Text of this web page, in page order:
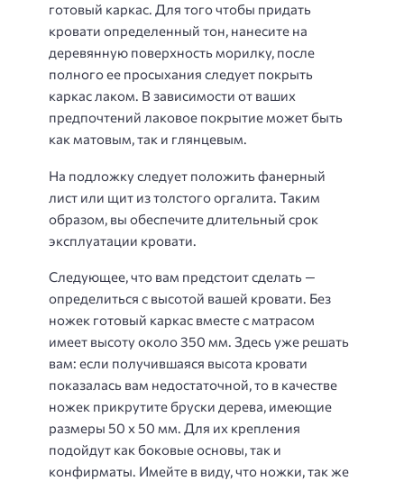
готовый каркас. Для того чтобы придать
кровати определенный тон, нанесите на
деревянную поверхность морилку, после
полного ее просыхания следует покрыть
каркас лаком. В зависимости от ваших
предпочтений лаковое покрытие может быть
как матовым, так и глянцевым.
На подложку следует положить фанерный
лист или щит из толстого оргалита. Таким
образом, вы обеспечите длительный срок
эксплуатации кровати.
Следующее, что вам предстоит сделать —
определиться с высотой вашей кровати. Без
ножек готовый каркас вместе с матрасом
имеет высоту около 350 мм. Здесь уже решать
вам: если получившаяся высота кровати
показалась вам недостаточной, то в качестве
ножек прикрутите бруски дерева, имеющие
размеры 50 x 50 мм. Для их крепления
подойдут как боковые основы, так и
конфирматы. Имейте в виду, что ножки, так же